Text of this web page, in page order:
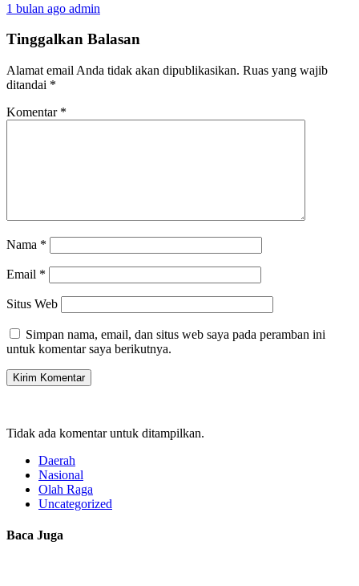
1 bulan ago admin
Tinggalkan Balasan
Alamat email Anda tidak akan dipublikasikan. Ruas yang wajib
ditandai *
Komentar *
Nama *
Email *
Situs Web
Simpan nama, email, dan situs web saya pada peramban ini
untuk komentar saya berikutnya.
Tidak ada komentar untuk ditampilkan.
Daerah
Nasional
Olah Raga
Uncategorized
Baca Juga